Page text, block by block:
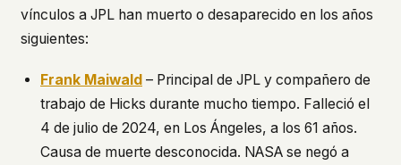
vínculos a JPL han muerto o desaparecido en los años
siguientes:
Frank Maiwald – Principal de JPL y compañero de
trabajo de Hicks durante mucho tiempo. Falleció el
4 de julio de 2024, en Los Ángeles, a los 61 años.
Causa de muerte desconocida. NASA se negó a